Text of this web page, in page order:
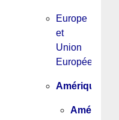
Europe
et
Union
Européenne
Amérique
Amérique